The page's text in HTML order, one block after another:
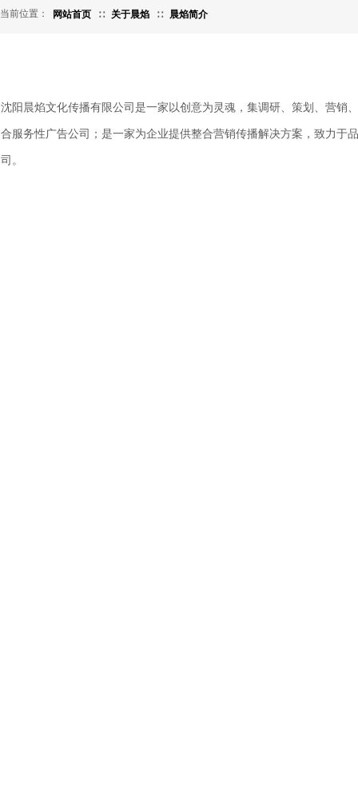
网站首页 ∷ 关于晨焰 ∷ 晨焰简介
当前位置：
沈阳晨焰文化传播有限公司是一家以创意为灵魂，集调研、策划、营销
合服务性广告公司；是一家为企业提供整合营销传播解决方案，致力于
司。